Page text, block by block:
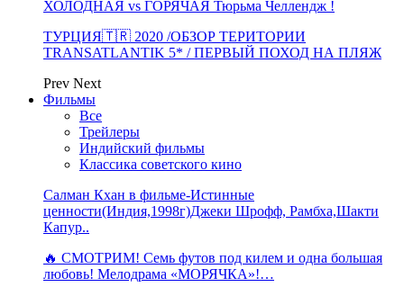
ХОЛОДНАЯ vs ГОРЯЧАЯ Тюрьма Челлендж !
ТУРЦИЯ🇹🇷 2020 /ОБЗОР ТЕРИТОРИИ
TRANSATLANTIK 5* / ПЕРВЫЙ ПОХОД НА ПЛЯЖ
Prev Next
Фильмы
Все
Трейлеры
Индийский фильмы
Классика советского кино
Салман Кхан в фильме-Истинные
ценности(Индия,1998г)Джеки Шрофф, Рамбха,Шакти
Капур..
🔥 СМОТРИМ! Семь футов под килем и одна большая
любовь! Мелодрама «МОРЯЧКА»!…